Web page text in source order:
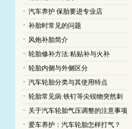
汽车养护 保胎要进专业店
补胎时常见的问题
风炮补胎简介
轮胎修补方法:粘贴补与火补
轮胎内侧与外侧区分
汽车轮胎分类与其使用特点
轮胎常见病:铁钉等尖锐物突然刺
关于汽车轮胎气压调整的注意事项
爱车养护：汽车轮胎怎样打气？